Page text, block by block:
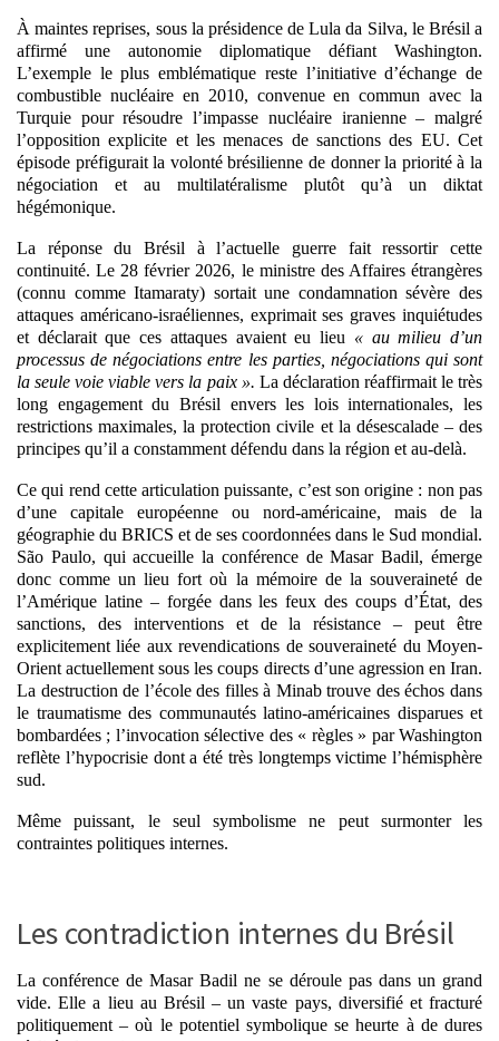
À maintes reprises, sous la présidence de Lula da Silva, le Brésil a
affirmé une autonomie diplomatique défiant Washington.
L’exemple le plus emblématique reste l’initiative d’échange de
combustible nucléaire en 2010, convenue en commun avec la
Turquie pour résoudre l’impasse nucléaire iranienne – malgré
l’opposition explicite et les menaces de sanctions des EU. Cet
épisode préfigurait la volonté brésilienne de donner la priorité à la
négociation et au multilatéralisme plutôt qu’à un diktat
hégémonique.
La réponse du Brésil à l’actuelle guerre fait ressortir cette
continuité. Le 28 février 2026, le ministre des Affaires étrangères
(connu comme Itamaraty) sortait une condamnation sévère des
attaques américano-israéliennes, exprimait ses graves inquiétudes
et déclarait que ces attaques avaient eu lieu « au milieu d’un
processus de négociations entre les parties, négociations qui sont
la seule voie viable vers la paix ». La déclaration réaffirmait le très
long engagement du Brésil envers les lois internationales, les
restrictions maximales, la protection civile et la désescalade – des
principes qu’il a constamment défendu dans la région et au-delà.
Ce qui rend cette articulation puissante, c’est son origine : non pas
d’une capitale européenne ou nord-américaine, mais de la
géographie du BRICS et de ses coordonnées dans le Sud mondial.
São Paulo, qui accueille la conférence de Masar Badil, émerge
donc comme un lieu fort où la mémoire de la souveraineté de
l’Amérique latine – forgée dans les feux des coups d’État, des
sanctions, des interventions et de la résistance – peut être
explicitement liée aux revendications de souveraineté du Moyen-
Orient actuellement sous les coups directs d’une agression en Iran.
La destruction de l’école des filles à Minab trouve des échos dans
le traumatisme des communautés latino-américaines disparues et
bombardées ; l’invocation sélective des « règles » par Washington
reflète l’hypocrisie dont a été très longtemps victime l’hémisphère
sud.
Même puissant, le seul symbolisme ne peut surmonter les
contraintes politiques internes.
Les contradiction internes du Brésil
La conférence de Masar Badil ne se déroule pas dans un grand
vide. Elle a lieu au Brésil – un vaste pays, diversifié et fracturé
politiquement – où le potentiel symbolique se heurte à de dures